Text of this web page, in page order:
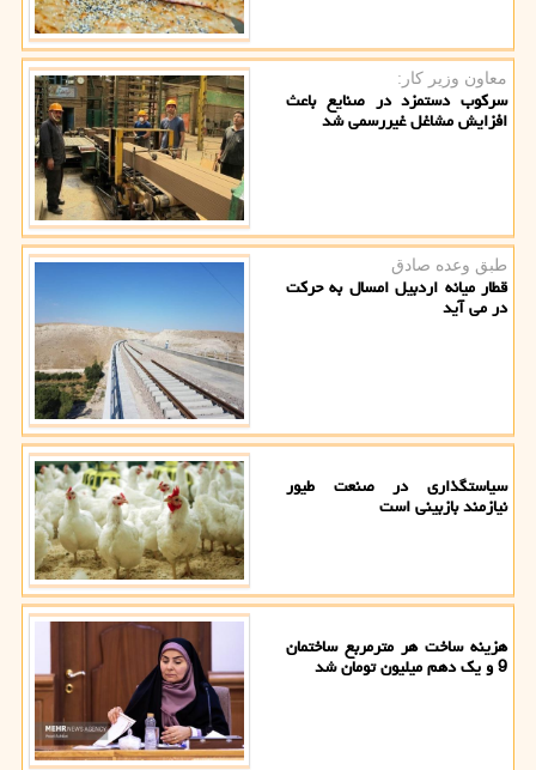
معاون وزیر كار:
سرکوب دستمزد در صنایع باعث
افزایش مشاغل غیررسمی شد
طبق وعده صادق
قطار میانه اردبیل امسال به حرکت
در می آید
سیاستگذاری در صنعت طیور
نیازمند بازبینی است
هزینه ساخت هر مترمربع ساختمان
9 و یک دهم میلیون تومان شد